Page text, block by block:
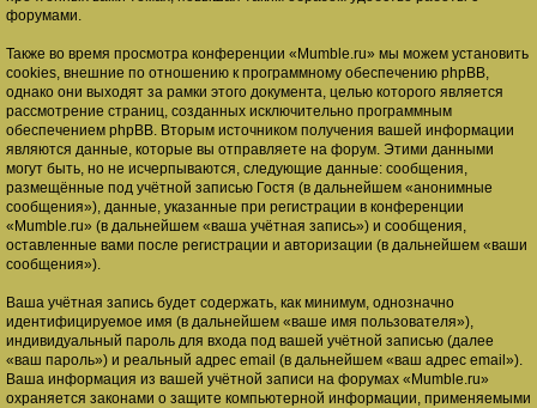
форумами.
Также во время просмотра конференции «Mumble.ru» мы можем установить
cookies, внешние по отношению к программному обеспечению phpBB,
однако они выходят за рамки этого документа, целью которого является
рассмотрение страниц, созданных исключительно программным
обеспечением phpBB. Вторым источником получения вашей информации
являются данные, которые вы отправляете на форум. Этими данными
могут быть, но не исчерпываются, следующие данные: сообщения,
размещённые под учётной записью Гостя (в дальнейшем «анонимные
сообщения»), данные, указанные при регистрации в конференции
«Mumble.ru» (в дальнейшем «ваша учётная запись») и сообщения,
оставленные вами после регистрации и авторизации (в дальнейшем «ваши
сообщения»).
Ваша учётная запись будет содержать, как минимум, однозначно
идентифицируемое имя (в дальнейшем «ваше имя пользователя»),
индивидуальный пароль для входа под вашей учётной записью (далее
«ваш пароль») и реальный адрес email (в дальнейшем «ваш адрес email»).
Ваша информация из вашей учётной записи на форумах «Mumble.ru»
охраняется законами о защите компьютерной информации, применяемыми